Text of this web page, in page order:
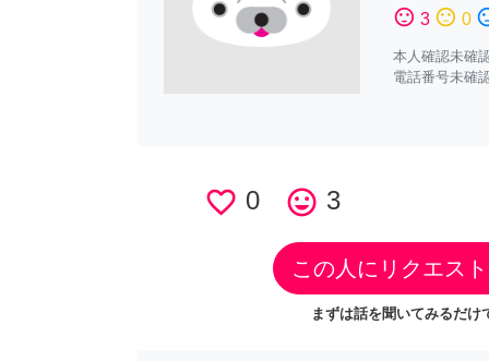
sentiment_satisfied 3 sentiment_neutral 0
本人確認未確
電話番号未確
favorite_border 0 tag_faces 3
この人にリクエス
まずは話を聞いてみるだけ